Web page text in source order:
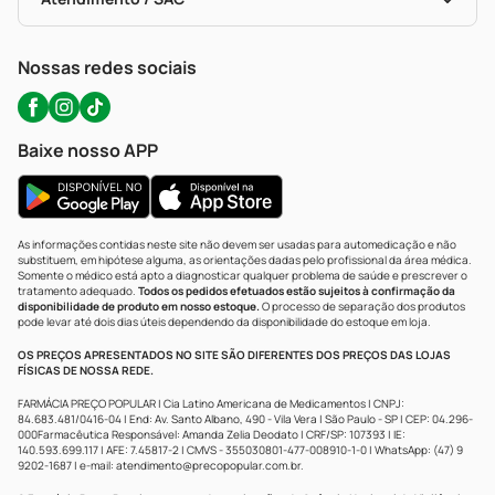
WhatsApp (47) 9202-1687
Nossas redes sociais
Baixe nosso APP
As informações contidas neste site não devem ser usadas para automedicação e não
substituem, em hipótese alguma, as orientações dadas pelo profissional da área médica.
Somente o médico está apto a diagnosticar qualquer problema de saúde e prescrever o
tratamento adequado. Todos os pedidos efetuados estão sujeitos à confirmação da
disponibilidade de produto em nosso estoque.O processo de separação dos produtos
pode levar até dois dias úteis dependendo da disponibilidade do estoque em loja.
OS PREÇOS APRESENTADOS NO SITE SÃO DIFERENTES DOS PREÇOS DAS LOJAS
FÍSICAS DE NOSSA REDE.
FARMÁCIA PREÇO POPULAR | Cia Latino Americana de Medicamentos | CNPJ:
84.683.481/0416-04 | End: Av. Santo Albano, 490 - Vila Vera | São Paulo - SP | CEP: 04.296-
000Farmacêutica Responsável: Amanda Zelia Deodato | CRF/SP: 107393 | IE:
140.593.699.117 | AFE: 7.45817-2 | CMVS - 355030801-477-008910-1-0 | WhatsApp: (47) 9
9202-1687 | e-mail: atendimento@precopopular.com.br.